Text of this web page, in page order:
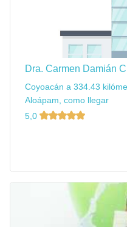
Dra. Carmen Damián
Coyoacán a 334.43
Aloápam, como llegar
5,0